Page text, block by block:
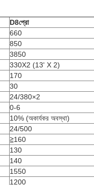
D8প্রো
660
850
3850
330X2 (13' X 2)
170
30
24/380×2
0-6
10% (অকার্যকর অবস্থা)
24/500
≧160
130
140
1550
1200